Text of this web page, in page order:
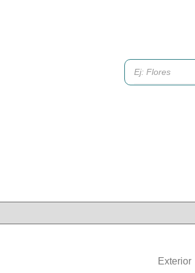
Exterior